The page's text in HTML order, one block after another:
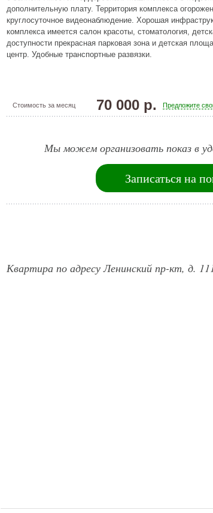
дополнительную плату. Территория комплекса
круглосуточное видеонаблюдение. Хорошая
комплекса имеется салон красоты, стоматология,
доступности прекрасная парковая зона и детская
центр. Удобные транспортные развязки.
Стоимость за месяц 70 000 р. Предложите
Мы можем организовать показ в
Записаться на
Квартира по адресу Ленинский пр-кт, д.